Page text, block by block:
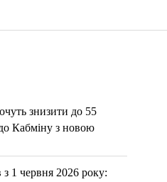
знизити до 55
Кабміну з новою
з 1 червня 2026 року: